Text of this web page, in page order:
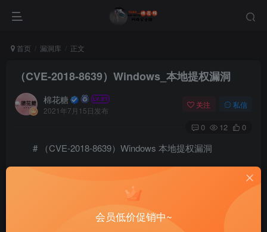
首页 漏洞库 正文
（CVE-2018-8639）Windows_本地提权漏洞
棉花糖
2021年7月15日发布
关注 私信
0 12 0
# （CVE-2018-8639）Windows 本地提权漏洞
free类型本地权限提升漏洞
会员低价促销中~